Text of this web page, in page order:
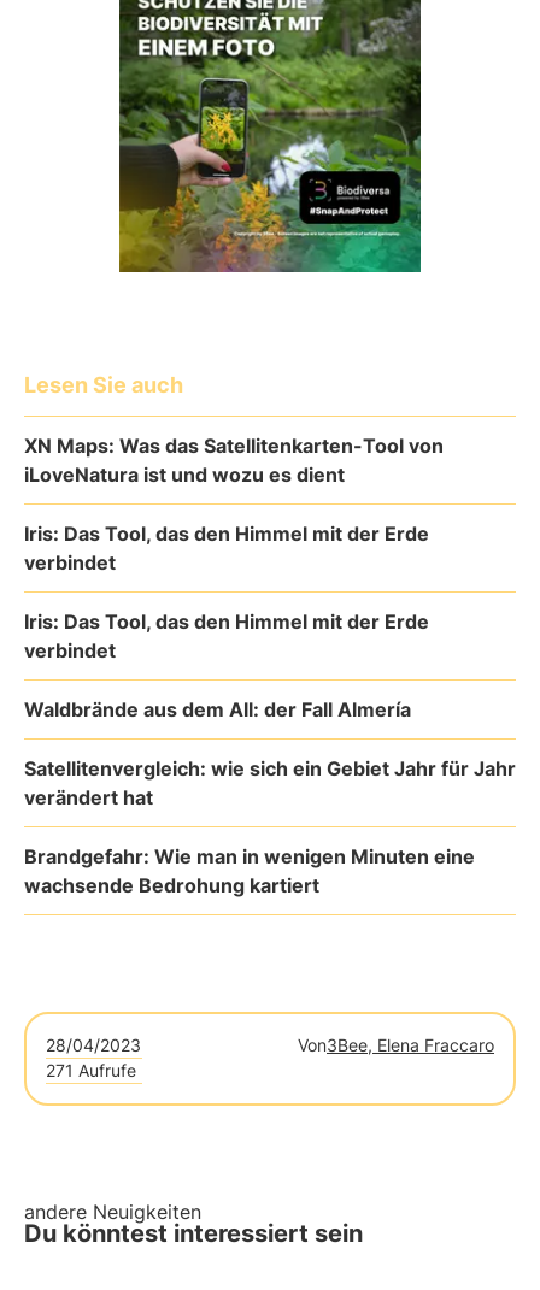
Lesen Sie auch
XN Maps: Was das Satellitenkarten-Tool von
iLoveNatura ist und wozu es dient
Iris: Das Tool, das den Himmel mit der Erde
verbindet
Iris: Das Tool, das den Himmel mit der Erde
verbindet
Waldbrände aus dem All: der Fall Almería
Satellitenvergleich: wie sich ein Gebiet Jahr für Jahr
verändert hat
Brandgefahr: Wie man in wenigen Minuten eine
wachsende Bedrohung kartiert
28/04/2023 Von3Bee, Elena Fraccaro
271 Aufrufe
andere Neuigkeiten
Du könntest interessiert sein